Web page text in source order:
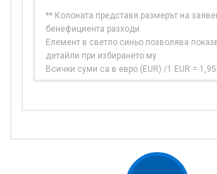
** Колоната представя размерът на
бенефициента разходи
Елемент в светло синьо позволява
детайли при избирането му
Всички суми са в евро (EUR) /1 EUR =